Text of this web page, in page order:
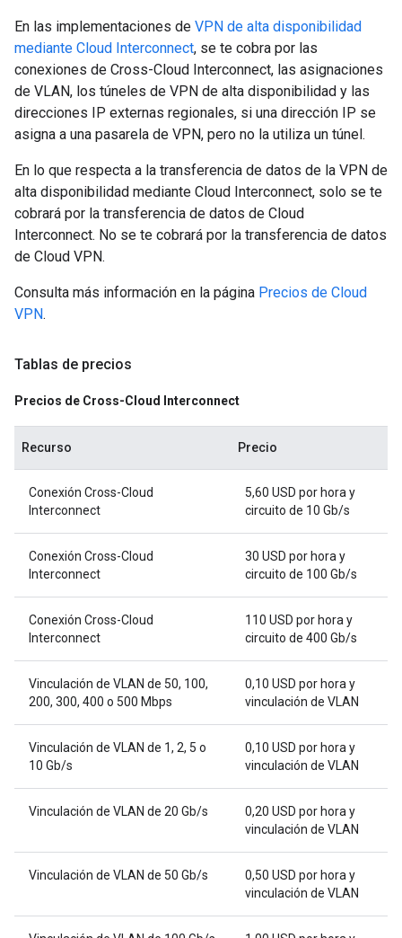
En las implementaciones de VPN de alta disponibilidad
mediante Cloud Interconnect, se te cobra por las
conexiones de Cross-Cloud Interconnect, las asignaciones
de VLAN, los túneles de VPN de alta disponibilidad y las
direcciones IP externas regionales, si una dirección IP se
asigna a una pasarela de VPN, pero no la utiliza un túnel.
En lo que respecta a la transferencia de datos de la VPN de
alta disponibilidad mediante Cloud Interconnect, solo se te
cobrará por la transferencia de datos de Cloud
Interconnect. No se te cobrará por la transferencia de datos
de Cloud VPN.
Consulta más información en la página Precios de Cloud
VPN.
Tablas de precios
Precios de Cross-Cloud Interconnect
Recurso Precio
Conexión Cross-Cloud
Interconnect
5,60 USD por hora y
circuito de 10 Gb/s
Conexión Cross-Cloud
Interconnect
30 USD por hora y
circuito de 100 Gb/s
Conexión Cross-Cloud
Interconnect
110 USD por hora y
circuito de 400 Gb/s
Vinculación de VLAN de 50, 100,
200, 300, 400 o 500 Mbps
0,10 USD por hora y
vinculación de VLAN
Vinculación de VLAN de 1, 2, 5 o
10 Gb/s
0,10 USD por hora y
vinculación de VLAN
Vinculación de VLAN de 20 Gb/s
0,20 USD por hora y
vinculación de VLAN
Vinculación de VLAN de 50 Gb/s
0,50 USD por hora y
vinculación de VLAN